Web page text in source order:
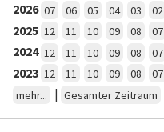
2026 07 06 05 04 03 02
2025 12 11 10 09 08 07
2024 12 11 10 09 08 07
2023 12 11 10 09 08 07
mehr...
| Gesamter Zeitraum